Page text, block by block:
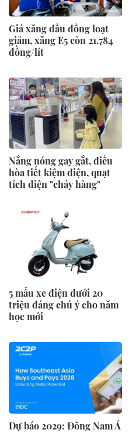
Giá xăng dầu đồng loạt
giảm, xăng E5 còn 21.784
đồng/lít
Nắng nóng gay gắt, điều
hòa tiết kiệm điện, quạt
tích điện "cháy hàng"
5 mẫu xe điện dưới 20
triệu đáng chú ý cho năm
học mới
Dự báo 2029: Đông Nam Á